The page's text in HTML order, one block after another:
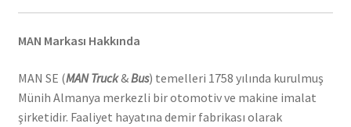
MAN Markası Hakkında
MAN SE (MAN Truck&Bus) temelleri 1758 yılında kurulmuş
Münih Almanya merkezli bir otomotiv ve makine imalat
şirketidir. Faaliyet hayatına demir fabrikası olarak